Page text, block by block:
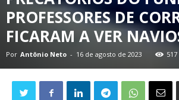
PROFESSORES DE
FICARAM A VER
Por Antônio Neto - 16 de agosto de 2023 517